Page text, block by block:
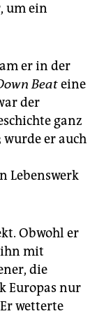
um ein
er in der
Beateine
der
ganz
er auch
Lebenswerk
Obwohl er
ihn mit
die
Europas nur
wetterte